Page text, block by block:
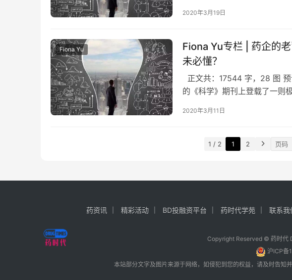
2020年3月19日
Fiona Yu
Fiona Yu专栏 | 药企的
未必懂？
正文共：17544 字，28 图
的《科学》期刊上登载了一则
2020年3月11日
1 / 2 1 2
药资讯 精彩活动 BD投融资平台 药时代学苑 联系我
Copyright Reserved © 药时代
沪ICP备
本站部分文字及图片来源于网络，如侵犯到您的权益，请及时告知